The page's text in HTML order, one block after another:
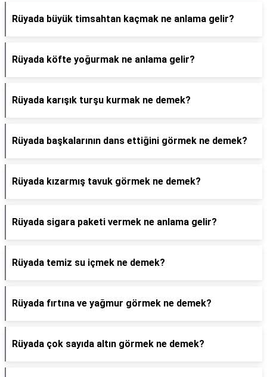
Rüyada büyük timsahtan kaçmak ne anlama gelir?
Rüyada köfte yoğurmak ne anlama gelir?
Rüyada karışık turşu kurmak ne demek?
Rüyada başkalarının dans ettiğini görmek ne demek?
Rüyada kızarmış tavuk görmek ne demek?
Rüyada sigara paketi vermek ne anlama gelir?
Rüyada temiz su içmek ne demek?
Rüyada fırtına ve yağmur görmek ne demek?
Rüyada çok sayıda altın görmek ne demek?